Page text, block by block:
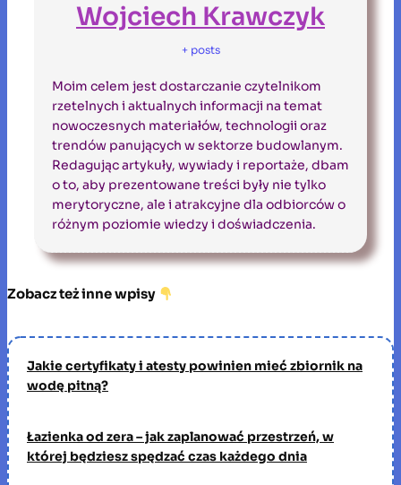
Wojciech Krawczyk
+ posts
Moim celem jest dostarczanie czytelnikom
rzetelnych i aktualnych informacji na temat
nowoczesnych materiałów, technologii oraz
trendów panujących w sektorze budowlanym.
Redagując artykuły, wywiady i reportaże, dbam
o to, aby prezentowane treści były nie tylko
merytoryczne, ale i atrakcyjne dla odbiorców o
różnym poziomie wiedzy i doświadczenia.
Zobacz też inne wpisy
Jakie certyfikaty i atesty powinien mieć zbiornik na
wodę pitną?
Łazienka od zera – jak zaplanować przestrzeń, w
której będziesz spędzać czas każdego dnia